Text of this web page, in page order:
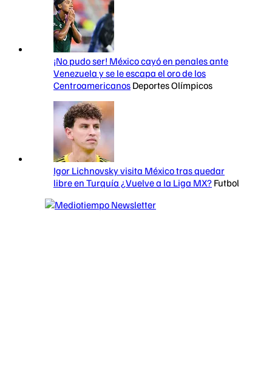
¡No pudo ser! México cayó en penales ante
Venezuela y se le escapa el oro de los
Centroamericanos Deportes Olímpicos
Igor Lichnovsky visita México tras quedar
libre en Turquía ¿Vuelve a la Liga MX? Futbol